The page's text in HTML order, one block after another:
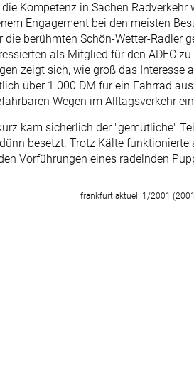
Kompetenz in Sachen
Engagement bei den meisten
die berühmten Schön-Wetter-Radler
als Mitglied für den ADFC
zeigt sich, wie groß das Interesse
über 1.000 DM für ein Fahrrad
Wegen im Alltagsverkehr
kam sicherlich der "gemütliche"
besetzt. Trotz Kälte
Vorführungen eines radelnden
frankfurt aktuell 1/2001